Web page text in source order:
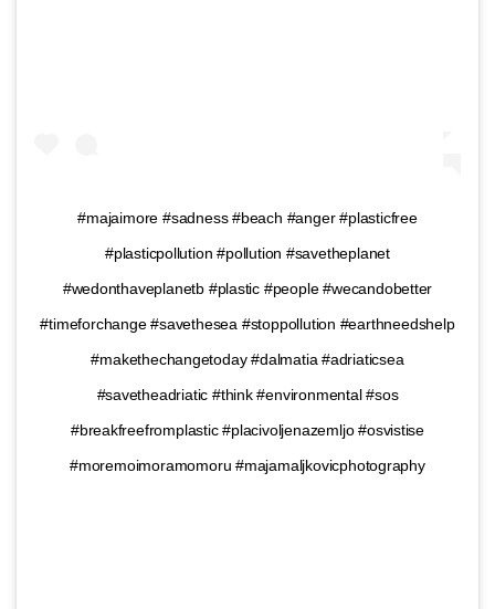
#majaimore #sadness #beach #anger #plasticfree
#plasticpollution #pollution #savetheplanet
#wedonthaveplanetb #plastic #people #wecandobetter
#timeforchange #savethesea #stoppollution #earthneedshelp
#makethechangetoday #dalmatia #adriaticsea
#savetheadriatic #think #environmental #sos
#breakfreefromplastic #placivoljenazemljo #osvistise
#moremoimoramomoru #majamaljkovicphotography